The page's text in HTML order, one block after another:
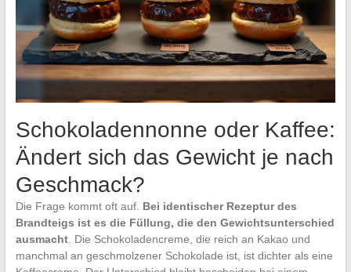
Schokoladennonne oder Kaffee:
Ändert sich das Gewicht je nach
Geschmack?
Die Frage kommt oft auf. Bei identischer Rezeptur des
Brandteigs ist es die Füllung, die den Gewichtsunterschied
ausmacht. Die Schokoladencreme, die reich an Kakao und
manchmal an geschmolzener Schokolade ist, ist dichter als eine